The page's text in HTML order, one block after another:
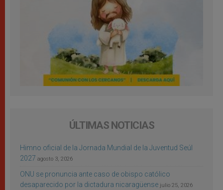
ÚLTIMAS NOTICIAS
Himno oficial de la Jornada Mundial de la Juventud Seúl
2027 agosto 3, 2026
ONU se pronuncia ante caso de obispo católico
desaparecido por la dictadura nicaragüense julio 25, 2026